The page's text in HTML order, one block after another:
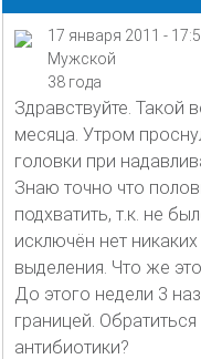
17 января 2011 -
Мужской
38 года
Здравствуйте. Такой
месяца. Утром
головки при
Знаю точно что
подхватить, т.к. не
исключён нет
выделения. Что же
До этого недели 3
границей.
антибиотики?